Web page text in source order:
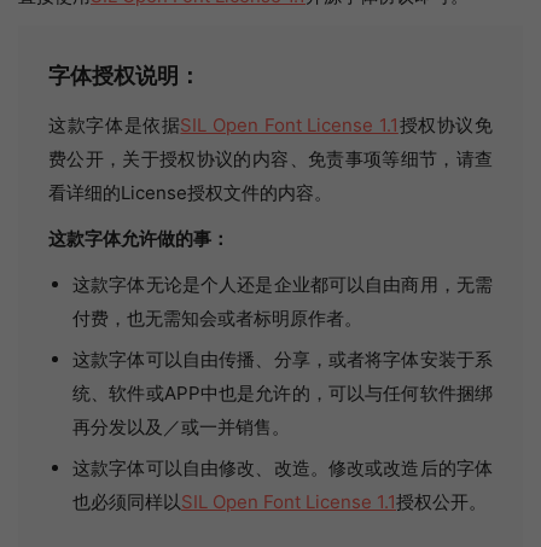
字体授权说明：
这款字体是依据SIL Open Font License 1.1授权协议免
费公开，关于授权协议的内容、免责事项等细节，请查
看详细的License授权文件的内容。
这款字体允许做的事：
这款字体无论是个人还是企业都可以自由商用，无需
付费，也无需知会或者标明原作者。
这款字体可以自由传播、分享，或者将字体安装于系
统、软件或APP中也是允许的，可以与任何软件捆绑
再分发以及／或一并销售。
这款字体可以自由修改、改造。修改或改造后的字体
也必须同样以SIL Open Font License 1.1授权公开。